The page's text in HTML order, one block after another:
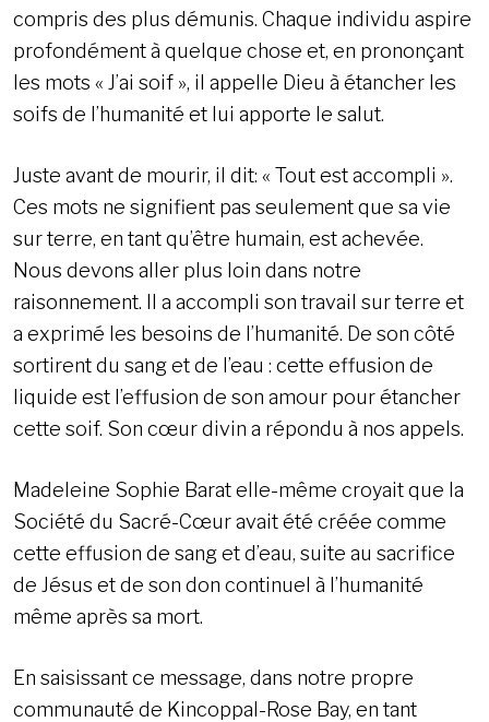
compris des plus démunis. Chaque individu aspire
profondément à quelque chose et, en prononçant
les mots « J’ai soif », il appelle Dieu à étancher les
soifs de l’humanité et lui apporte le salut.
Juste avant de mourir, il dit: « Tout est accompli ».
Ces mots ne signifient pas seulement que sa vie
sur terre, en tant qu’être humain, est achevée.
Nous devons aller plus loin dans notre
raisonnement. Il a accompli son travail sur terre et
a exprimé les besoins de l’humanité. De son côté
sortirent du sang et de l’eau : cette effusion de
liquide est l’effusion de son amour pour étancher
cette soif. Son cœur divin a répondu à nos appels.
Madeleine Sophie Barat elle-même croyait que la
Société du Sacré-Cœur avait été créée comme
cette effusion de sang et d’eau, suite au sacrifice
de Jésus et de son don continuel à l’humanité
même après sa mort.
En saisissant ce message, dans notre propre
communauté de Kincoppal-Rose Bay, en tant